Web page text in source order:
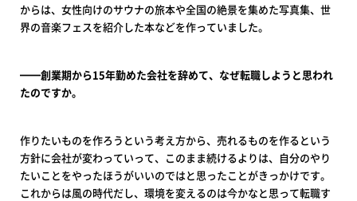
からは、女性向けのサウナの旅本や全国の絶景を集めた写真集、世
界の音楽フェスを紹介した本などを作っていました。
━━創業期から15年勤めた会社を辞めて、なぜ転職しようと思われ
たのですか。
作りたいものを作ろうという考え方から、売れるものを作るという
方針に会社が変わっていって、このまま続けるよりは、自分のやり
たいことをやったほうがいいのではと思ったことがきっかけです。
これからは風の時代だし、環境を変えるのは今かなと思って転職す